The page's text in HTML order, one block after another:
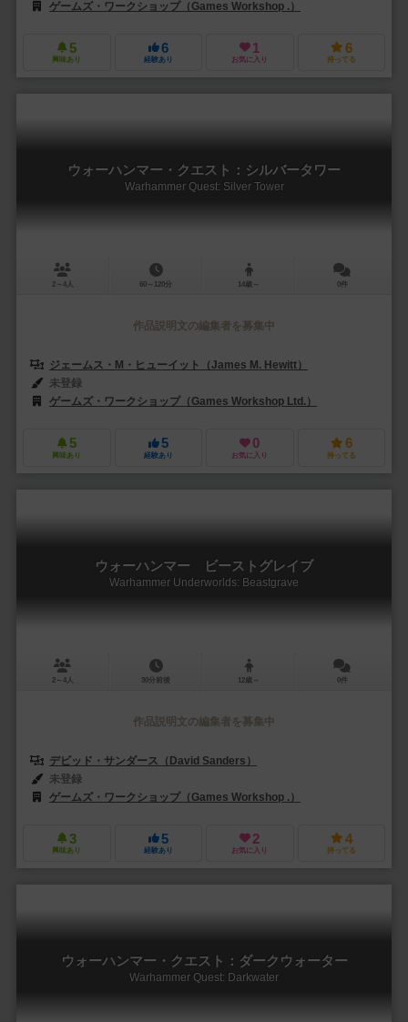
ゲームズ・ワークショップ（Games Workshop .）
5
興味あり
6
経験あり
1
お気に入り
6
持ってる
ウォーハンマー・クエスト：シルバータワー
Warhammer Quest: Silver Tower
2～4人 60～120分 14歳～ 0件
作品説明文の編集者を募集中
ジェームス・M・ヒューイット（James M. Hewitt）
未登録
ゲームズ・ワークショップ（Games Workshop Ltd.）
5
興味あり
5
経験あり
0
お気に入り
6
持ってる
ウォーハンマー ビーストグレイブ
Warhammer Underworlds: Beastgrave
2～4人 30分前後 12歳～ 0件
作品説明文の編集者を募集中
デビッド・サンダース（David Sanders）
未登録
ゲームズ・ワークショップ（Games Workshop .）
3
興味あり
5
経験あり
2
お気に入り
4
持ってる
ウォーハンマー・クエスト：ダークウォーター
Warhammer Quest: Darkwater